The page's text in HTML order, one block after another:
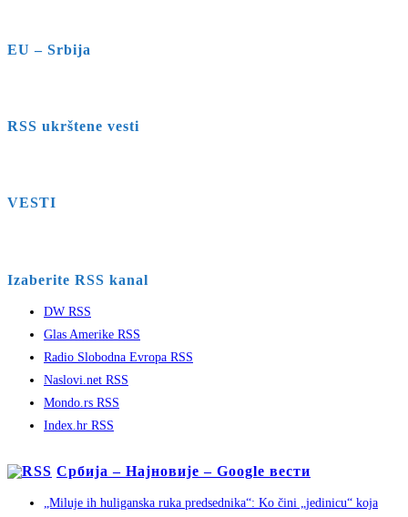
EU – Srbija
RSS ukrštene vesti
VESTI
Izaberite RSS kanal
DW RSS
Glas Amerike RSS
Radio Slobodna Evropa RSS
Naslovi.net RSS
Mondo.rs RSS
Index.hr RSS
Србија – Најновије – Google вести
„Miluje ih huliganska ruka predsednika“: Ko čini „jedinicu“ koja